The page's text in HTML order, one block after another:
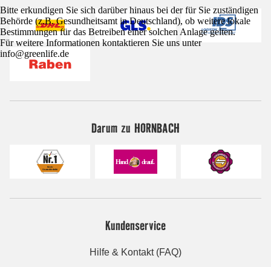
Bitte erkundigen Sie sich darüber hinaus bei der für Sie zuständigen
Behörde (z.B. Gesundheitsamt in Deutschland), ob weitere lokale
Bestimmungen für das Betreiben einer solchen Anlage gelten.
Für weitere Informationen kontaktieren Sie uns unter
info@greenlife.de
Darum zu HORNBACH
Kundenservice
Hilfe & Kontakt (FAQ)